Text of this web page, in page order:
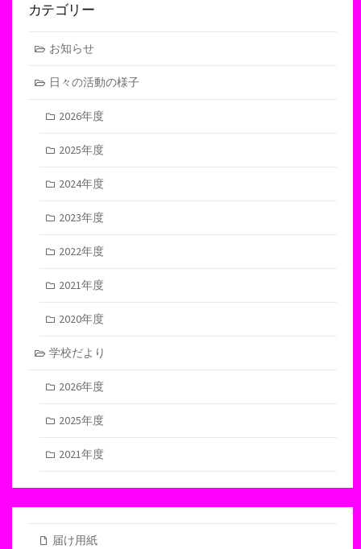
カテゴリー
お知らせ
日々の活動の様子
2026年度
2025年度
2024年度
2023年度
2022年度
2021年度
2020年度
学校だより
2026年度
2025年度
2021年度
届け用紙